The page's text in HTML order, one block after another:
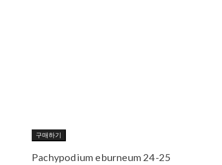
구매하기
Pachypodium eburneum 24-25